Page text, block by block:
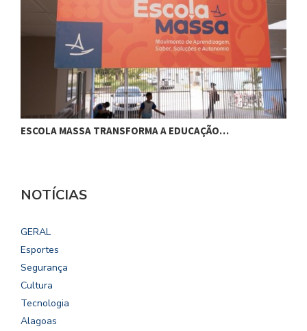
ESCOLA MASSA TRANSFORMA A EDUCAÇÃO…
NOTÍCIAS
GERAL
Esportes
Segurança
Cultura
Tecnologia
Alagoas